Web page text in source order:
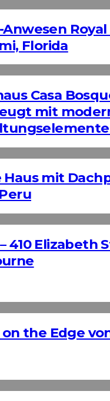
Anwesen
Florida
Casa
mit
Haus mit
410 Elizabeth
on the Edge